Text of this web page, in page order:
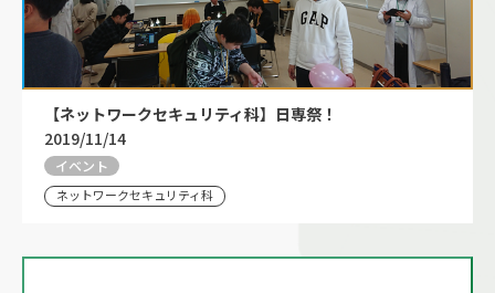
【ネットワークセキュリティ科】日専祭！
2019/11/14
イベント
ネットワークセキュリティ科